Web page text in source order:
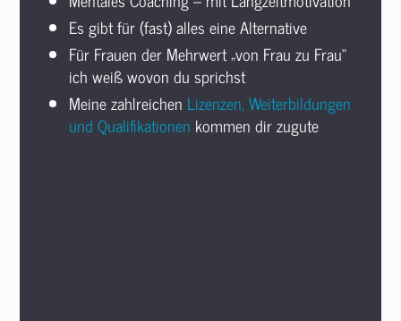
Es gibt für (fast) alles eine Alternative
Für Frauen der Mehrwert „von Frau zu Frau“
ich weiß wovon du sprichst
Meine zahlreichen Lizenzen, Weiterbildungen
und Qualifikationen kommen dir zugute